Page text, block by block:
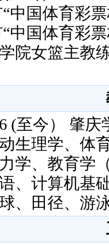
中国体育彩
中国体育彩
院女篮主教
(至今） 肇
生理学、体
学、教育学
、计算机基
、田径、游